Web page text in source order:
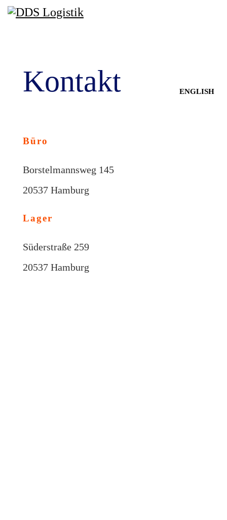
Sprache auswählen
ENGLISH
Kontakt
Büro
Borstelmannsweg 145
20537 Hamburg
Lager
Süderstraße 259
20537 Hamburg